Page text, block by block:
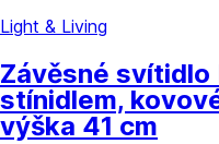
Light & Living
Závěsné svítidlo
stínidlem,
výška 41 cm